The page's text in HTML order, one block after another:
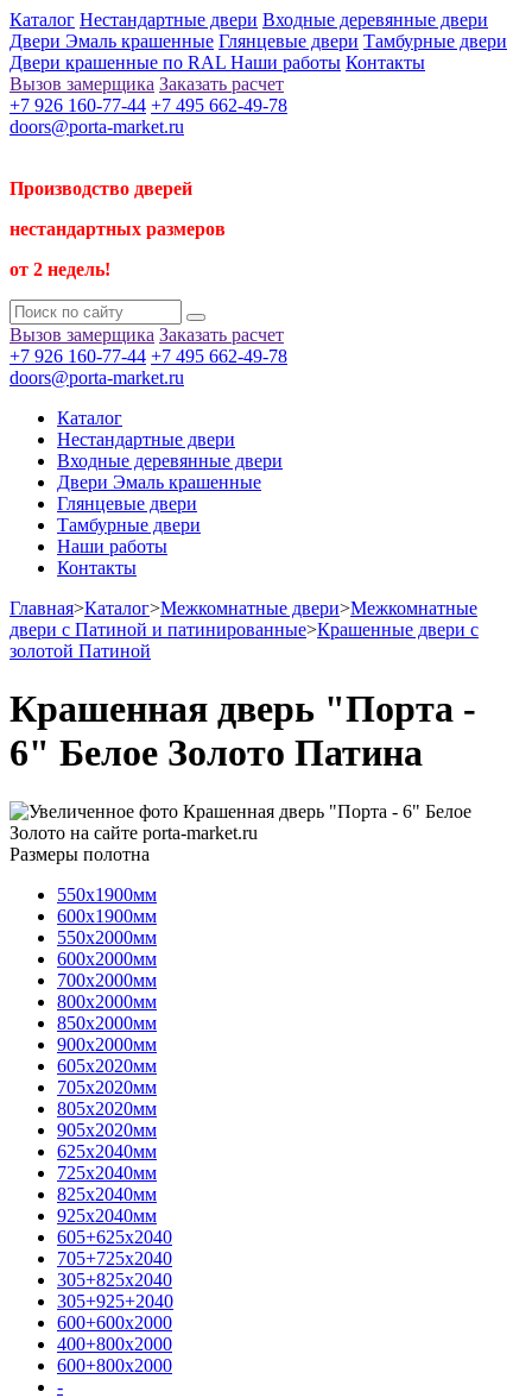
Каталог Нестандартные двери Входные деревянные двери
Двери Эмаль крашенные Глянцевые двери Тамбурные двери
Двери крашенные по RAL Наши работы Контакты
Вызов замерщика Заказать расчет
+7 926 160-77-44 +7 495 662-49-78
doors@porta-market.ru
Производство дверей
нестандартных размеров
от 2 недель!
Вызов замерщика Заказать расчет
+7 926 160-77-44 +7 495 662-49-78
doors@porta-market.ru
Каталог
Нестандартные двери
Входные деревянные двери
Двери Эмаль крашенные
Глянцевые двери
Тамбурные двери
Наши работы
Контакты
Главная>Каталог>Межкомнатные двери>Межкомнатные
двери с Патиной и патинированные>Крашенные двери с
золотой Патиной
Крашенная дверь "Порта -
6" Белое Золото Патина
Размеры полотна
550х1900мм
600х1900мм
550х2000мм
600х2000мм
700х2000мм
800х2000мм
850х2000мм
900х2000мм
605х2020мм
705х2020мм
805х2020мм
905х2020мм
625х2040мм
725х2040мм
825х2040мм
925х2040мм
605+625х2040
705+725х2040
305+825х2040
305+925+2040
600+600х2000
400+800х2000
600+800х2000
-